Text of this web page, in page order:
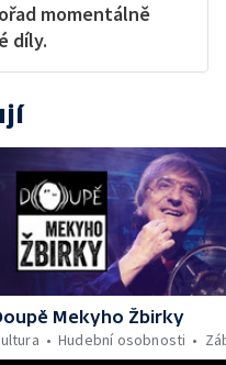
momentálně
díly.
Mekyho Žbirky
Hudební osobnosti